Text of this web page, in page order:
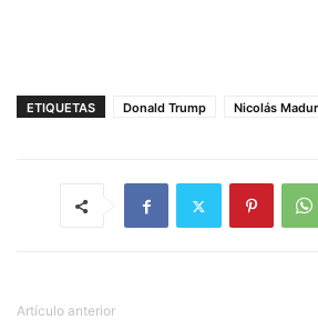
ETIQUETAS Donald Trump Nicolás
Artículo anterior